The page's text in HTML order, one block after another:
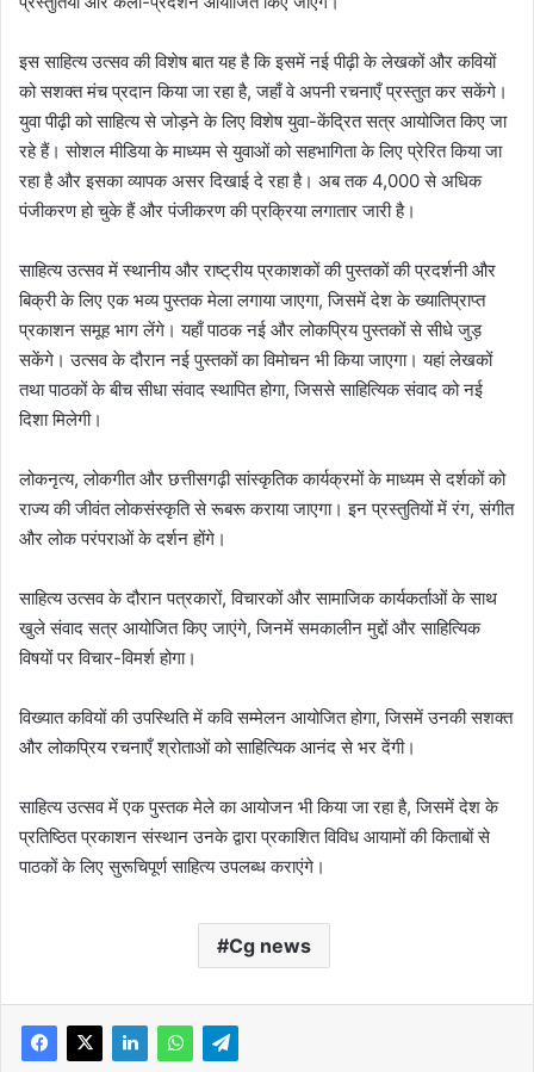
इस साहित्य उत्सव की विशेष बात यह है कि इसमें नई पीढ़ी के लेखकों और कवियों
को सशक्त मंच प्रदान किया जा रहा है, जहाँ वे अपनी रचनाएँ प्रस्तुत कर सकेंगे।
युवा पीढ़ी को साहित्य से जोड़ने के लिए विशेष युवा-केंद्रित सत्र आयोजित किए जा
रहे हैं। सोशल मीडिया के माध्यम से युवाओं को सहभागिता के लिए प्रेरित किया जा
रहा है और इसका व्यापक असर दिखाई दे रहा है। अब तक 4,000 से अधिक
पंजीकरण हो चुके हैं और पंजीकरण की प्रक्रिया लगातार जारी है।
साहित्य उत्सव में स्थानीय और राष्ट्रीय प्रकाशकों की पुस्तकों की प्रदर्शनी और
बिक्री के लिए एक भव्य पुस्तक मेला लगाया जाएगा, जिसमें देश के ख्यातिप्राप्त
प्रकाशन समूह भाग लेंगे। यहाँ पाठक नई और लोकप्रिय पुस्तकों से सीधे जुड़
सकेंगे। उत्सव के दौरान नई पुस्तकों का विमोचन भी किया जाएगा। यहां लेखकों
तथा पाठकों के बीच सीधा संवाद स्थापित होगा, जिससे साहित्यिक संवाद को नई
दिशा मिलेगी।
लोकनृत्य, लोकगीत और छत्तीसगढ़ी सांस्कृतिक कार्यक्रमों के माध्यम से दर्शकों को
राज्य की जीवंत लोकसंस्कृति से रूबरू कराया जाएगा। इन प्रस्तुतियों में रंग, संगीत
और लोक परंपराओं के दर्शन होंगे।
साहित्य उत्सव के दौरान पत्रकारों, विचारकों और सामाजिक कार्यकर्ताओं के साथ
खुले संवाद सत्र आयोजित किए जाएंगे, जिनमें समकालीन मुद्दों और साहित्यिक
विषयों पर विचार-विमर्श होगा।
विख्यात कवियों की उपस्थिति में कवि सम्मेलन आयोजित होगा, जिसमें उनकी सशक्त
और लोकप्रिय रचनाएँ श्रोताओं को साहित्यिक आनंद से भर देंगी।
साहित्य उत्सव में एक पुस्तक मेले का आयोजन भी किया जा रहा है, जिसमें देश के
प्रतिष्ठित प्रकाशन संस्थान उनके द्वारा प्रकाशित विविध आयामों की किताबों से
पाठकों के लिए सुरूचिपूर्ण साहित्य उपलब्ध कराएंगे।
Cg news